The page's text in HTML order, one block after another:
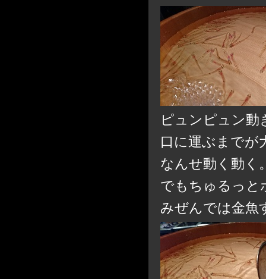
ピュンピュン動
口に運ぶまでが
なんせ動く動く
でもちゅるっと
みぜんでは金魚